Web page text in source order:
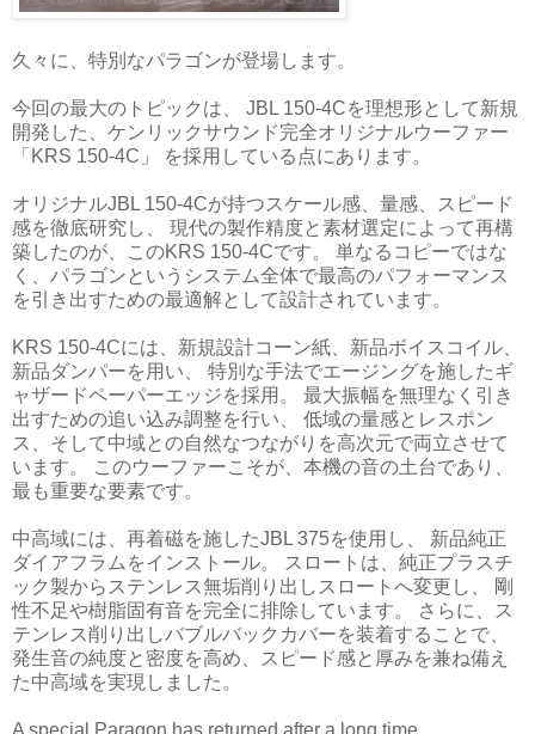
久々に、特別なパラゴンが登場します。
今回の最大のトピックは、 JBL 150-4Cを理想形として新規
開発した、ケンリックサウンド完全オリジナルウーファー
「KRS 150-4C」 を採用している点にあります。
オリジナルJBL 150-4Cが持つスケール感、量感、スピード
感を徹底研究し、 現代の製作精度と素材選定によって再構
築したのが、このKRS 150-4Cです。 単なるコピーではな
く、パラゴンというシステム全体で最高のパフォーマンス
を引き出すための最適解として設計されています。
KRS 150-4Cには、新規設計コーン紙、新品ボイスコイル、
新品ダンパーを用い、 特別な手法でエージングを施したギ
ャザードペーパーエッジを採用。 最大振幅を無理なく引き
出すための追い込み調整を行い、 低域の量感とレスポン
ス、そして中域との自然なつながりを高次元で両立させて
います。 このウーファーこそが、本機の音の土台であり、
最も重要な要素です。
中高域には、再着磁を施したJBL 375を使用し、 新品純正
ダイアフラムをインストール。 スロートは、純正プラスチ
ック製からステンレス無垢削り出しスロートへ変更し、 剛
性不足や樹脂固有音を完全に排除しています。 さらに、ス
テンレス削り出しバブルバックカバーを装着することで、
発生音の純度と密度を高め、スピード感と厚みを兼ね備え
た中高域を実現しました。
A special Paragon has returned after a long time.